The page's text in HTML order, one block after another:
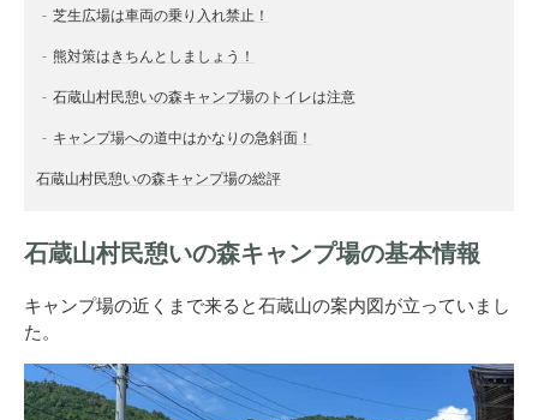
芝生広場は車両の乗り入れ禁止！
熊対策はきちんとしましょう！
石蔵山村民憩いの森キャンプ場のトイレは注意
キャンプ場への道中はかなりの急斜面！
石蔵山村民憩いの森キャンプ場の総評
石蔵山村民憩いの森キャンプ場の基本情報
キャンプ場の近くまで来ると石蔵山の案内図が立っていまし
た。